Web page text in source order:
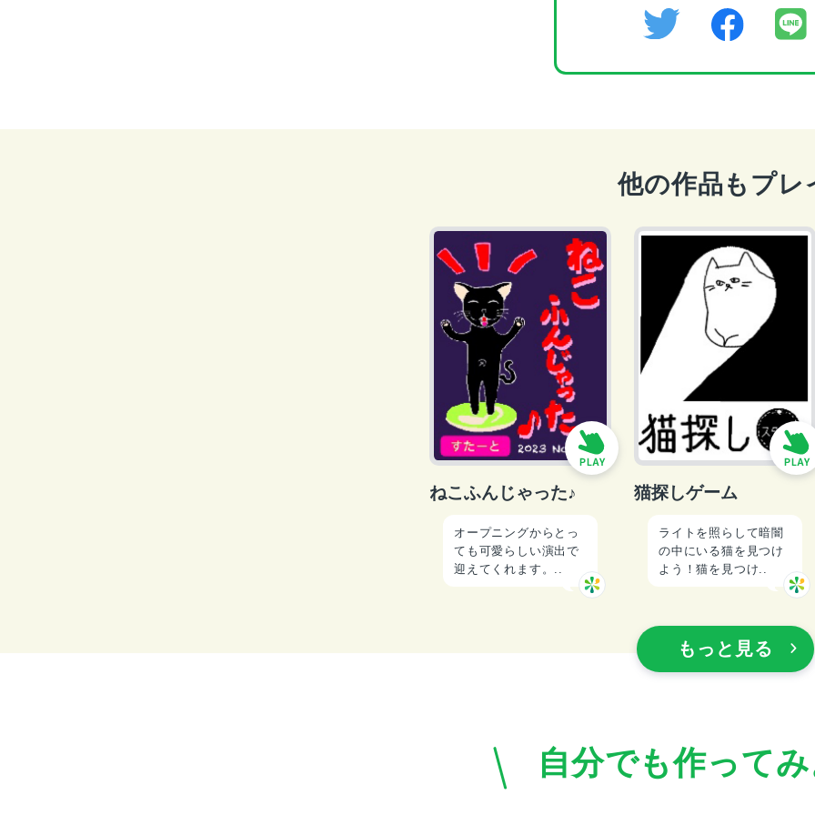
他の作品もプレ
ねこふんじゃった♪
オープニングからとっ
ても可愛らしい演出で
迎えてくれます。..
猫探しゲーム
ライトを照らして暗闇
の中にいる猫を見つけ
よう！猫を見つけ..
もっと見る
自分でも作って